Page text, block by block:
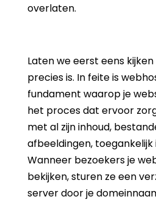
overlaten.
Laten we eerst eens
precies is. In feite is
fundament waarop je
het proces dat ervoor
met al zijn inhoud,
afbeeldingen,
Wanneer bezoekers je
bekijken, sturen ze een
server door je